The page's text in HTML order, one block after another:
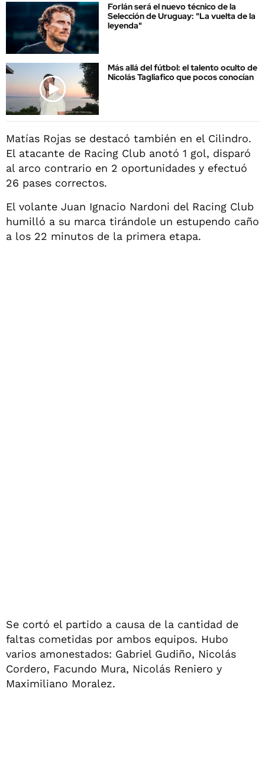
Forlán será el nuevo técnico de la
Selección de Uruguay: "La vuelta de la
leyenda"
Más allá del fútbol: el talento oculto de
Nicolás Tagliafico que pocos conocían
Matías Rojas se destacó también en el Cilindro.
El atacante de Racing Club anotó 1 gol, disparó
al arco contrario en 2 oportunidades y efectuó
26 pases correctos.
El volante Juan Ignacio Nardoni del Racing Club
humilló a su marca tirándole un estupendo caño
a los 22 minutos de la primera etapa.
Se cortó el partido a causa de la cantidad de
faltas cometidas por ambos equipos. Hubo
varios amonestados: Gabriel Gudiño, Nicolás
Cordero, Facundo Mura, Nicolás Reniero y
Maximiliano Moralez.